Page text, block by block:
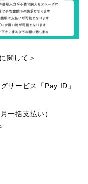
関して＞
サービス「Pay ID」
一括支払い）